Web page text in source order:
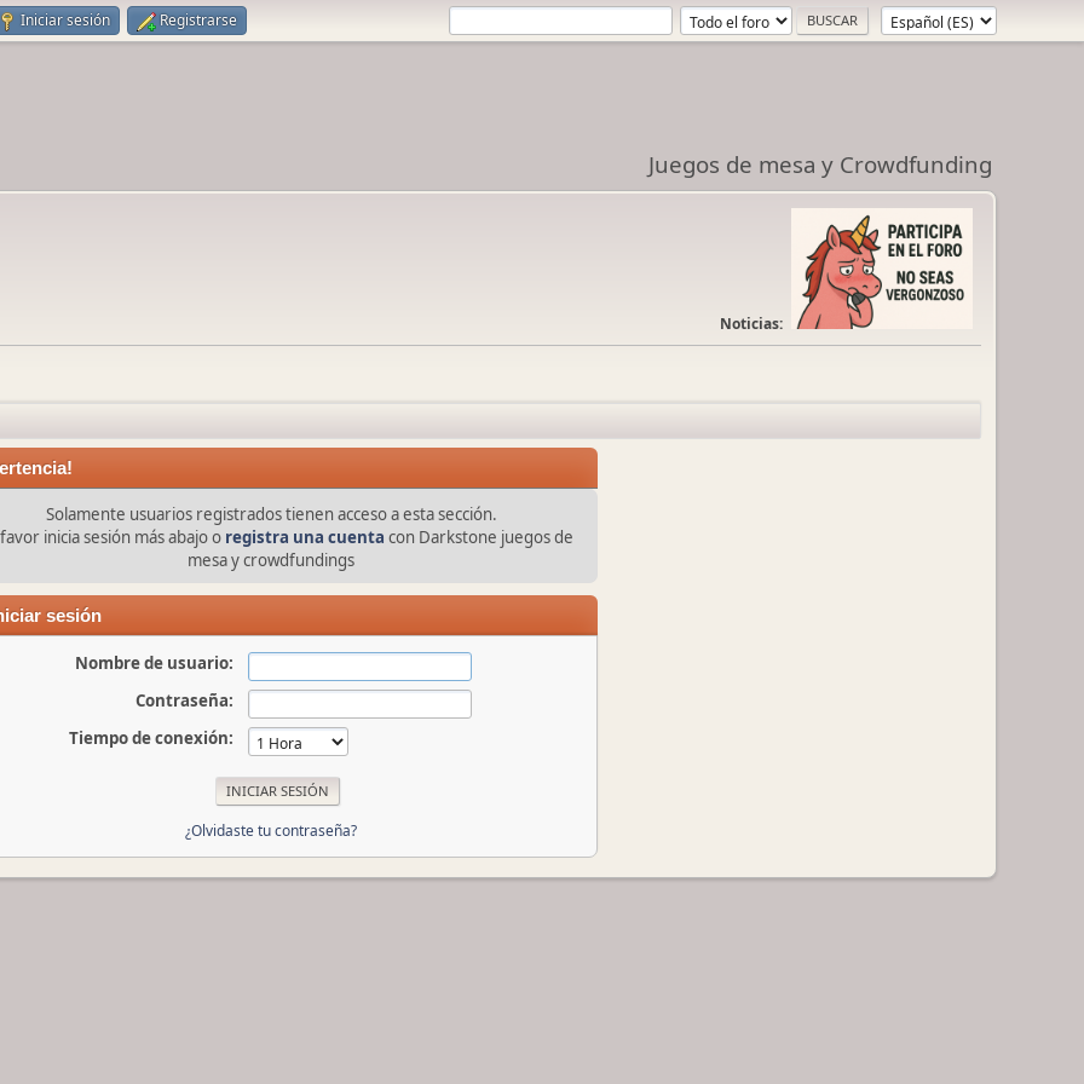
Iniciar sesión Registrarse
Juegos de mesa y Crowdfunding
Noticias:
Solamente usuarios registrados tienen acceso a esta sección.
inicia sesión más abajo o registra una cuenta con Darkstone juegos de
mesa y crowdfundings
sesión
Nombre de usuario:
Contraseña:
Tiempo de conexión:
¿Olvidaste tu contraseña?